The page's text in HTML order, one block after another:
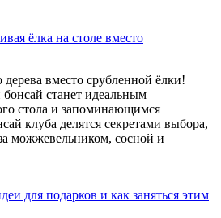
ёлка на столе вместо
вместо срубленной ёлки!
станет идеальным
стола и запоминающимся
клуба делятся секретами выбора,
можжевельником, сосной и